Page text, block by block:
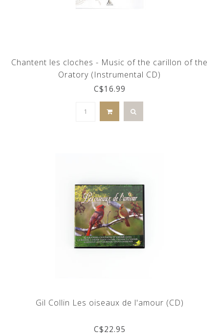
Chantent les cloches - Music of the carillon of the
Oratory (Instrumental CD)
C$16.99
Gil Collin Les oiseaux de l'amour (CD)
C$22.95